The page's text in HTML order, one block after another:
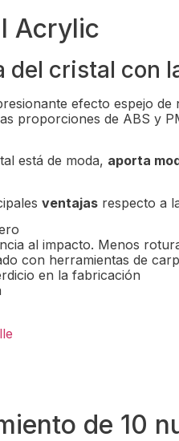
Acrylic
del cristal con
efecto espejo
proporciones de ABS y
está de moda, aporta
ventajas respecto a
al impacto. Menos
con herramientas de
en la fabricación
de 10